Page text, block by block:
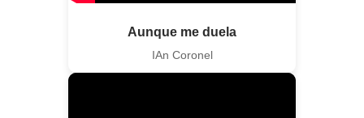
Aunque me duela
IAn Coronel